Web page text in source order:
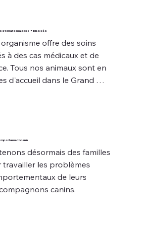
et chats malades + blessés
offre des soins
à des cas médicaux et de
Tous nos animaux sont en
d'accueil dans le Grand
canin
désormais des familles
travailler les problèmes
de leurs
canins.